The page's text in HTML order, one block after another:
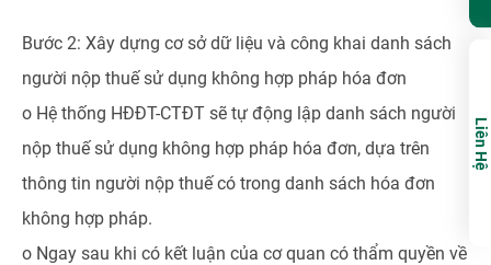
Bước 2: Xây dựng cơ sở dữ liệu và công khai danh sách
người nộp thuế sử dụng không hợp pháp hóa đơn
o Hệ thống HĐĐT-CTĐT sẽ tự động lập danh sách người
nộp thuế sử dụng không hợp pháp hóa đơn, dựa trên
thông tin người nộp thuế có trong danh sách hóa đơn
không hợp pháp.
o Ngay sau khi có kết luận của cơ quan có thẩm quyền về
Liên Hệ